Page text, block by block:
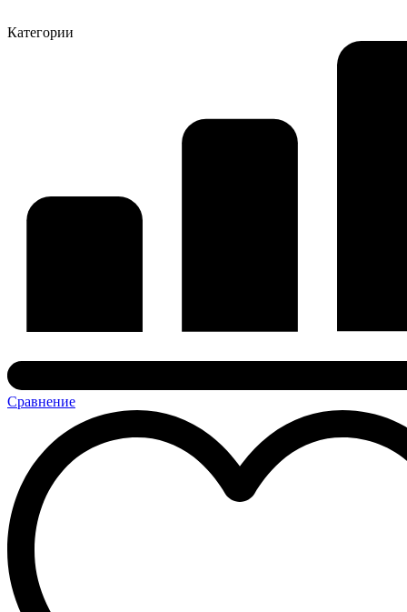
Категории
Сравнение